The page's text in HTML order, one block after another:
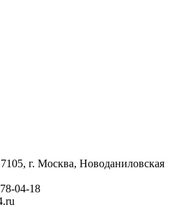
г. Москва, Новоданиловская
04-18